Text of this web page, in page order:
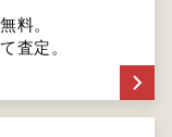
料。
査定。